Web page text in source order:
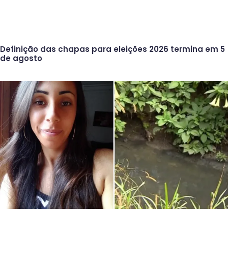
Definição das chapas para eleições 2026 termina em 5
de agosto